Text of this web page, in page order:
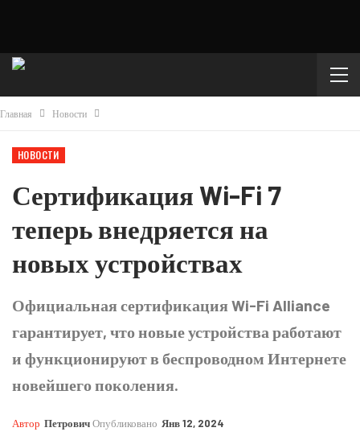
Главная Новости
НОВОСТИ
Сертификация Wi-Fi 7
теперь внедряется на
новых устройствах
Официальная сертификация Wi-Fi Alliance
гарантирует, что новые устройства работают
и функционируют в беспроводном Интернете
новейшего поколения.
Автор ПетровичОпубликовано Янв 12, 2024